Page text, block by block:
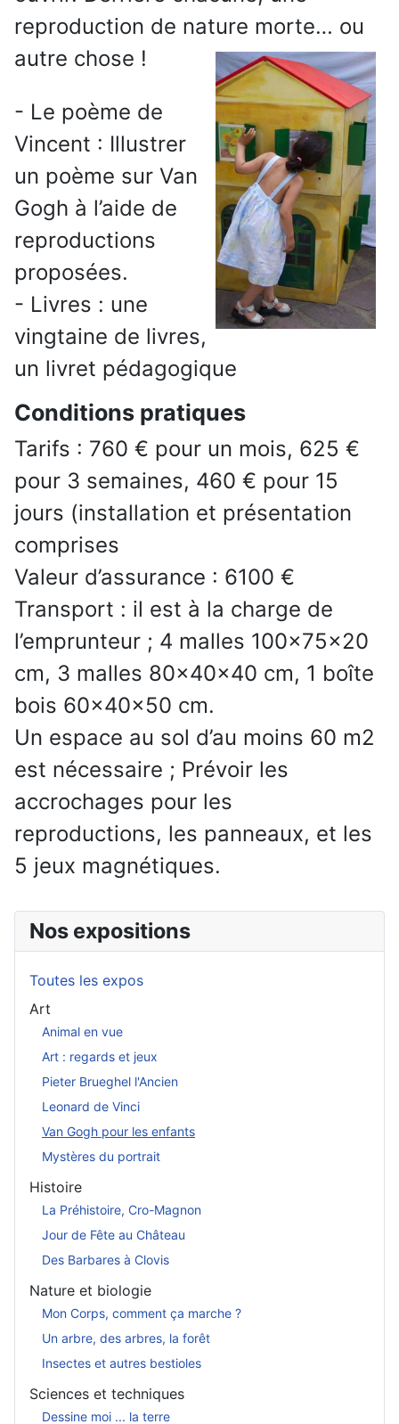
Nos expositions
Toutes les expos
Art
Animal en vue
Art : regards et jeux
Pieter Brueghel l'Ancien
Leonard de Vinci
Van Gogh pour les enfants
Mystères du portrait
Histoire
La Préhistoire, Cro-Magnon
Jour de Fête au Château
Des Barbares à Clovis
Nature et biologie
Mon Corps, comment ça marche ?
Un arbre, des arbres, la forêt
Insectes et autres bestioles
Sciences et techniques
Dessine moi ... la terre
reproduction de nature morte… ou
autre chose !
- Le poème de
Vincent : Illustrer
un poème sur Van
Gogh à l’aide de
reproductions
proposées.
- Livres : une
vingtaine de livres,
un livret pédagogique
Conditions pratiques
Tarifs : 760 € pour un mois, 625 €
pour 3 semaines, 460 € pour 15
jours (installation et présentation
comprises
Valeur d’assurance : 6100 €
Transport : il est à la charge de
l’emprunteur ; 4 malles 100x75x20
cm, 3 malles 80x40x40 cm, 1 boîte
bois 60x40x50 cm.
Un espace au sol d’au moins 60 m2
est nécessaire ; Prévoir les
accrochages pour les
reproductions, les panneaux, et les
5 jeux magnétiques.